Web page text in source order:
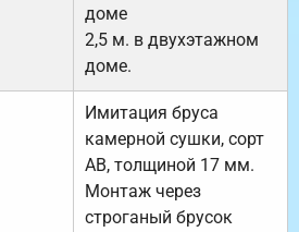
доме
2,5 м. в двухэтажном
доме.
Имитация бруса
камерной сушки, сорт
АВ, толщиной 17 мм.
Монтаж через
строганый брусок